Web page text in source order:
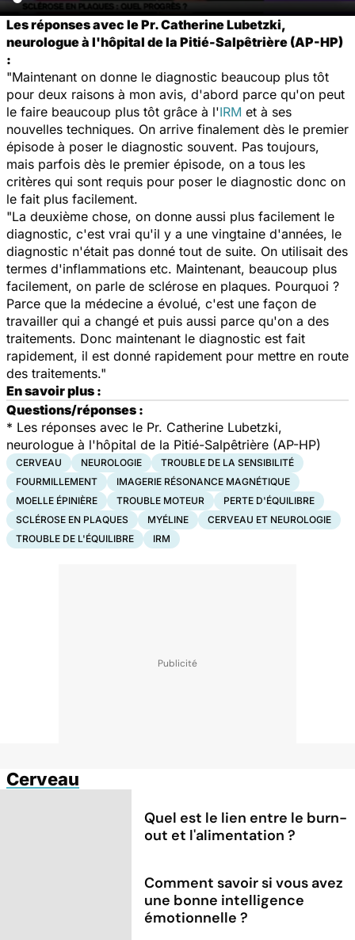
Les réponses avec le Pr. Catherine Lubetzki,
neurologue à l'hôpital de la Pitié-Salpêtrière (AP-HP)
:
"Maintenant on donne le diagnostic beaucoup plus tôt
pour deux raisons à mon avis, d'abord parce qu'on peut
le faire beaucoup plus tôt grâce à l'IRM et à ses
nouvelles techniques. On arrive finalement dès le premier
épisode à poser le diagnostic souvent. Pas toujours,
mais parfois dès le premier épisode, on a tous les
critères qui sont requis pour poser le diagnostic donc on
le fait plus facilement.
"La deuxième chose, on donne aussi plus facilement le
diagnostic, c'est vrai qu'il y a une vingtaine d'années, le
diagnostic n'était pas donné tout de suite. On utilisait des
termes d'inflammations etc. Maintenant, beaucoup plus
facilement, on parle de sclérose en plaques. Pourquoi ?
Parce que la médecine a évolué, c'est une façon de
travailler qui a changé et puis aussi parce qu'on a des
traitements. Donc maintenant le diagnostic est fait
rapidement, il est donné rapidement pour mettre en route
des traitements."
En savoir plus :
Questions/réponses :
* Les réponses avec le Pr. Catherine Lubetzki,
neurologue à l'hôpital de la Pitié-Salpêtrière (AP-HP)
CERVEAU NEUROLOGIE
TROUBLE DE LA SENSIBILITÉ
FOURMILLEMENT
IMAGERIE RÉSONANCE MAGNÉTIQUE
MOELLE ÉPINIÈRE
TROUBLE MOTEUR
PERTE D'ÉQUILIBRE
SCLÉROSE EN PLAQUES
MYÉLINE
CERVEAU ET NEUROLOGIE
TROUBLE DE L'ÉQUILIBRE
IRM
Cerveau
Quel est le lien entre le burn-
out et l'alimentation ?
Comment savoir si vous avez
une bonne intelligence
émotionnelle ?